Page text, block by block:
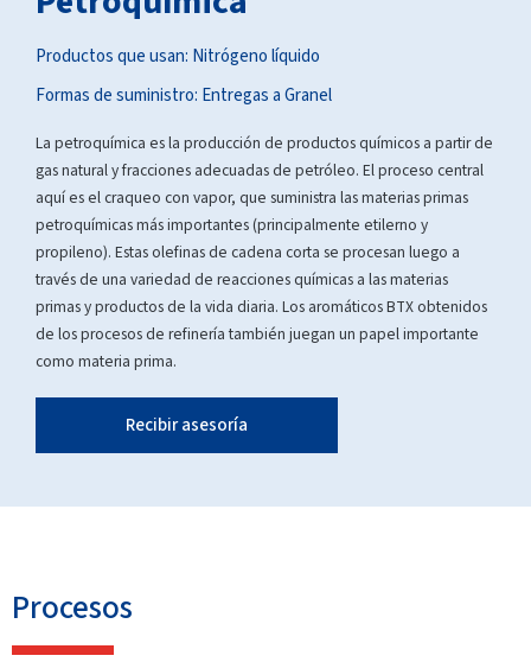
Productos que usan: Nitrógeno líquido
Formas de suministro: Entregas a Granel
La petroquímica es la producción de productos químicos a partir de
gas natural y fracciones adecuadas de petróleo. El proceso central
aquí es el craqueo con vapor, que suministra las materias primas
petroquímicas más importantes (principalmente etilerno y
propileno). Estas olefinas de cadena corta se procesan luego a
través de una variedad de reacciones químicas a las materias
primas y productos de la vida diaria. Los aromáticos BTX obtenidos
de los procesos de refinería también juegan un papel importante
como materia prima.
Recibir asesoría
Procesos